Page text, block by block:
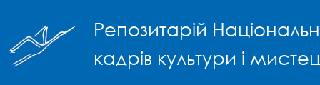
Репозитарій
кадрів культури і